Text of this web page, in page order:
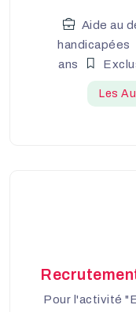
Aide au
handicapées
ans
Les
Pour l'activité